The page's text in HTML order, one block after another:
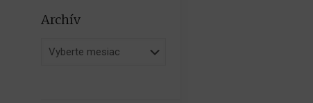
Archív
Archív